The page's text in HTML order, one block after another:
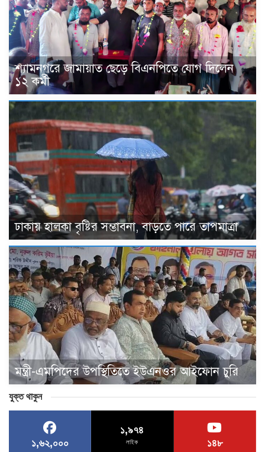
শ্যামনগরে জামায়াত ছেড়ে বিএনপিতে যোগ দিলেন
১২ কর্মী
ঢাকায় হালকা বৃষ্টির সম্ভাবনা, বাড়তে পারে তাপমাত্রা
মন্ত্রী-এমপিদের উপস্থিতিতে ইউএনওর আইফোন চুরি
যুক্ত থাকুন
১,৬২,০০০
১,৯৭৪
লাইক ১৪৮